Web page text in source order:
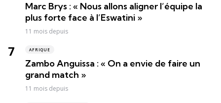
Marc Brys : « Nous allons aligner l’équipe la
plus forte face à l’Eswatini »
11 mois depuis
AFRIQUE
Zambo Anguissa : « On a envie de faire un
grand match »
11 mois depuis